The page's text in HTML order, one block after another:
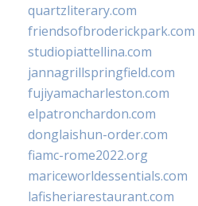
quartzliterary.com
friendsofbroderickpark.com
studiopiattellina.com
jannagrillspringfield.com
fujiyamacharleston.com
elpatronchardon.com
donglaishun-order.com
fiamc-rome2022.org
mariceworldessentials.com
lafisheriarestaurant.com